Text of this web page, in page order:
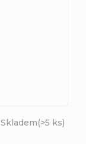
Skladem(>5 ks)